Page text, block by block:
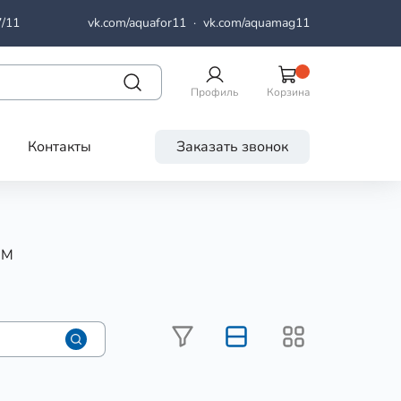
11 vk.com/aquafor11· vk.com/aquamag11
Профиль Корзина
Контакты Заказать звонок
М